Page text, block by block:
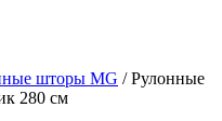
шторы MG / Рулонные
280 см